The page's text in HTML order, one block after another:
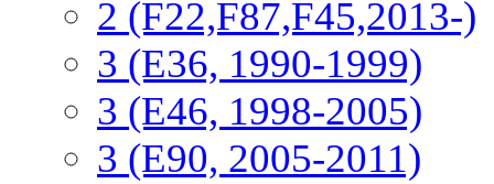
2 (F22,F87,F45,2013-)
3 (Е36, 1990-1999)
3 (E46, 1998-2005)
3 (E90, 2005-2011)